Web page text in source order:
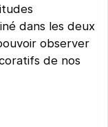
dans les deux
observer
de nos